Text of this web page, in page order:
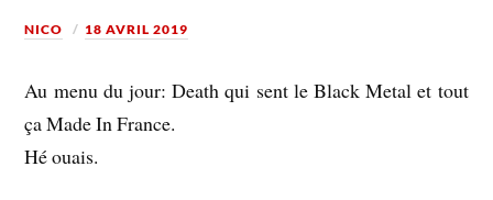
NICO 18 AVRIL 2019
Au menu du jour: Death qui sent le Black Metal et tout
ça Made In France.
Hé ouais.